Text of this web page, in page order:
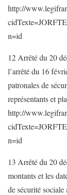
http://
n=id
12 Arrêté du 20
l’arrêté du 16
patronales de
représentants et
http://
n=id
13 Arrêté du 20
montants et les
de sécurité sociale